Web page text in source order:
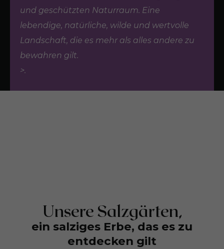
und geschützten Naturraum. Eine
lebendige, natürliche, wilde und wertvolle
Landschaft, die es mehr als alles andere zu
bewahren gilt.
>.
Unsere Salzgärten,
ein salziges Erbe, das es zu
entdecken gilt